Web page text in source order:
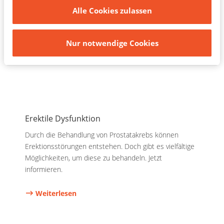
Alle Cookies zulassen
Nur notwendige Cookies
alarmiert Betroffene wie PartnerInnen. Sie ist meist
harmlos, kann aber auch Zeichen einer Erkrankung
Erektile Dysfunktion
Durch die Behandlung von Prostatakrebs können
Erektionsstörungen entstehen. Doch gibt es vielfältige
Möglichkeiten, um diese zu behandeln. Jetzt
informieren.
Weiterlesen